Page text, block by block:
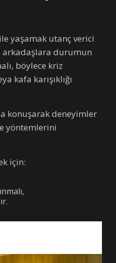
yaşamak utanç verici
arkadaşlara durumun
böylece kriz
kafa karışıklığı
konuşarak deneyimler
yöntemlerini
için: